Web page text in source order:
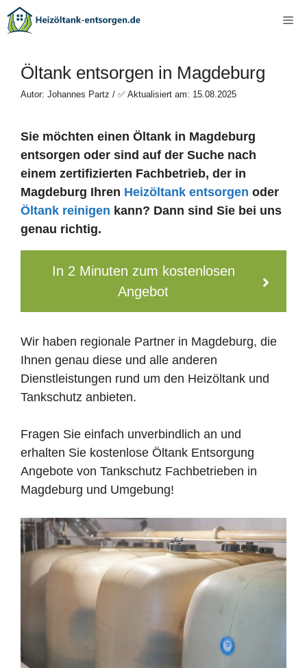
Zum
Inhalt
Öltank entsorgen in Magdeburg
Autor: Johannes Partz / ✅ Aktualisiert am: 15.08.2025
Sie möchten einen Öltank in Magdeburg
entsorgen oder sind auf der Suche nach
einem zertifizierten Fachbetrieb, der in
Magdeburg Ihren Heizöltank entsorgen oder
Öltank reinigen kann? Dann sind Sie bei uns
genau richtig.
In 2 Minuten zum kostenlosen
Angebot
Wir haben regionale Partner in Magdeburg, die
Ihnen genau diese und alle anderen
Dienstleistungen rund um den Heizöltank und
Tankschutz anbieten.
Fragen Sie einfach unverbindlich an und
erhalten Sie kostenlose Öltank Entsorgung
Angebote von Tankschutz Fachbetrieben in
Magdeburg und Umgebung!